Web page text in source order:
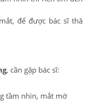
để được bác sĩ thă
, cần gặp bác sĩ:
tầm nhìn, mắt mờ